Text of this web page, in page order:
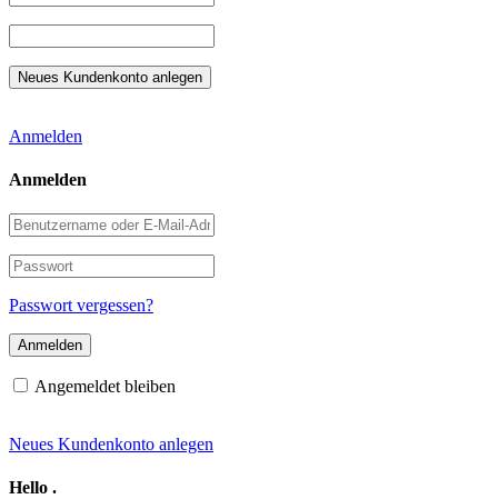
Anmelden
Anmelden
Benutzername
oder
E-
Mail-
Adresse
Passwort
Passwort vergessen?
Angemeldet bleiben
Neues Kundenkonto anlegen
Hello .